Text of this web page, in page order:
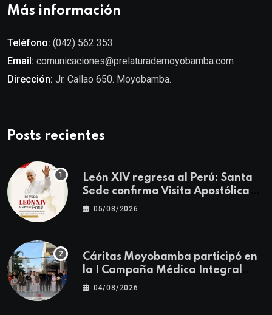
Más información
Teléfono: (042) 562 353
Email: comunicaciones@prelaturademoyobamba.com
Dirección: Jr. Callao 650. Moyobamba.
Posts recientes
León XIV regresa al Perú: Santa
Sede confirma Visita Apostólica
del 11 al 17 de noviembre
05/08/2026
Cáritas Moyobamba participó en
la I Campaña Médica Integral
Gratuita llevando salud y
04/08/2026